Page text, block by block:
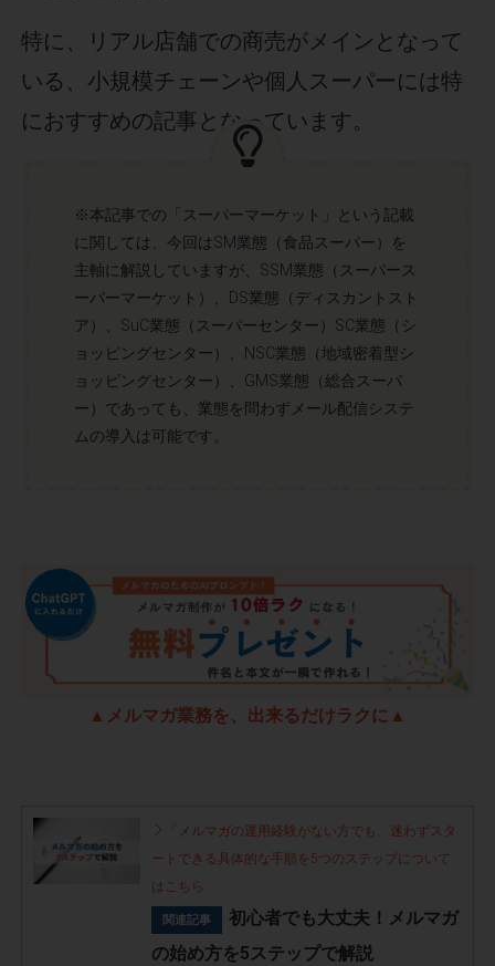
特に、リアル店舗での商売がメインとなって
いる、小規模チェーンや個人スーパーには特
におすすめの記事となっています。
※本記事での「スーパーマーケット」という記載
に関しては、今回はSM業態（食品スーパー）を
主軸に解説していますが、SSM業態（スーパース
ーパーマーケット）、DS業態（ディスカントスト
ア）、SuC業態（スーパーセンター）SC業態（シ
ョッピングセンター）、NSC業態（地域密着型シ
ョッピングセンター）、GMS業態（総合スーパ
ー）であっても、業態を問わずメール配信システ
ムの導入は可能です。
▲メルマガ業務を、出来るだけラクに▲
「メルマガの運用経験がない方でも、迷わずスタ
ートできる具体的な手順を5つのステップについて
はこちら
関連記事
初心者でも大丈夫！メルマガ
の始め方を5ステップで解説